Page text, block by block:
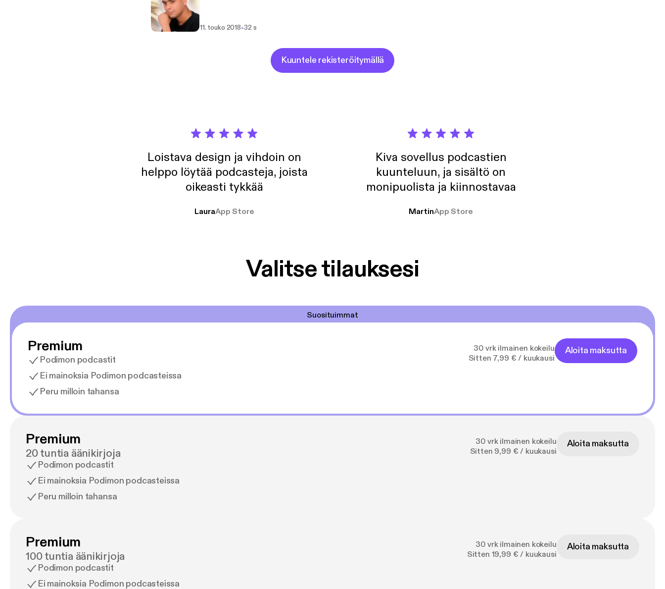
11. touko 2018-32 s
Kuuntele rekisteröitymällä
Loistava design ja vihdoin on
helppo löytää podcasteja, joista
oikeasti tykkää
LauraApp Store
Kiva sovellus podcastien
kuunteluun, ja sisältö on
monipuolista ja kiinnostavaa
MartinApp Store
Valitse tilauksesi
Suosituimmat
Premium
Podimon podcastit
Ei mainoksia Podimon podcasteissa
Peru milloin tahansa
30 vrk ilmainen kokeilu
Sitten 7,99 € / kuukausi
Aloita maksutta
Premium
20 tuntia äänikirjoja
Podimon podcastit
Ei mainoksia Podimon podcasteissa
Peru milloin tahansa
30 vrk ilmainen kokeilu
Sitten 9,99 € / kuukausi
Aloita maksutta
Premium
100 tuntia äänikirjoja
Podimon podcastit
Ei mainoksia Podimon podcasteissa
30 vrk ilmainen kokeilu
Sitten 19,99 € / kuukausi
Aloita maksutta